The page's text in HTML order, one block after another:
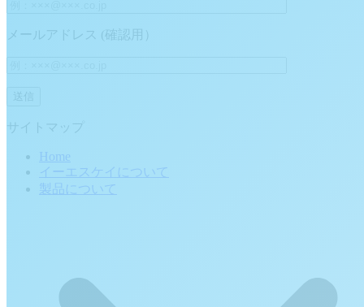
メールアドレス (確認用）
サイトマップ
Home
イーエスケイについて
製品について